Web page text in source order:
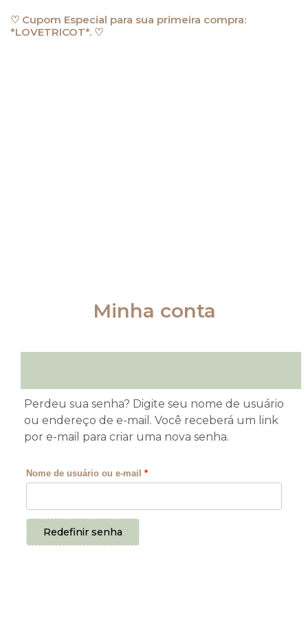
para♡ Cupom Especial para sua primeira compra:
*LOVETRICOT*. ♡
Minha conta
Perdeu sua senha? Digite seu nome de usuário
ou endereço de e-mail. Você receberá um link
por e-mail para criar uma nova senha.
Nome de usuário ou e-mail *
Obrigatório
Redefinir senha